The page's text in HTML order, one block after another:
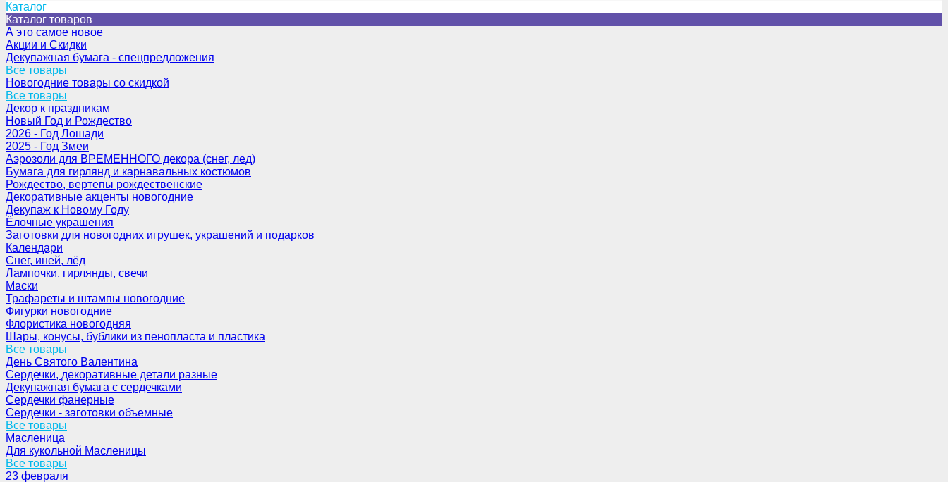
Каталог
Каталог товаров
А это самое новое
Акции и Скидки
Декупажная бумага - спецпредложения
Все товары
Новогодние товары со скидкой
Все товары
Декор к праздникам
Новый Год и Рождество
2026 - Год Лошади
2025 - Год Змеи
Аэрозоли для ВРЕМЕННОГО декора (снег, лед)
Бумага для гирлянд и карнавальных костюмов
Рождество, вертепы рождественские
Декоративные акценты новогодние
Декупаж к Новому Году
Ёлочные украшения
Заготовки для новогодних игрушек, украшений и подарков
Календари
Снег, иней, лёд
Лампочки, гирлянды, свечи
Маски
Трафареты и штампы новогодние
Фигурки новогодние
Флористика новогодняя
Шары, конусы, бублики из пенопласта и пластика
Все товары
День Святого Валентина
Сердечки, декоративные детали разные
Декупажная бумага с сердечками
Сердечки фанерные
Сердечки - заготовки объемные
Все товары
Масленица
Для кукольной Масленицы
Все товары
23 февраля